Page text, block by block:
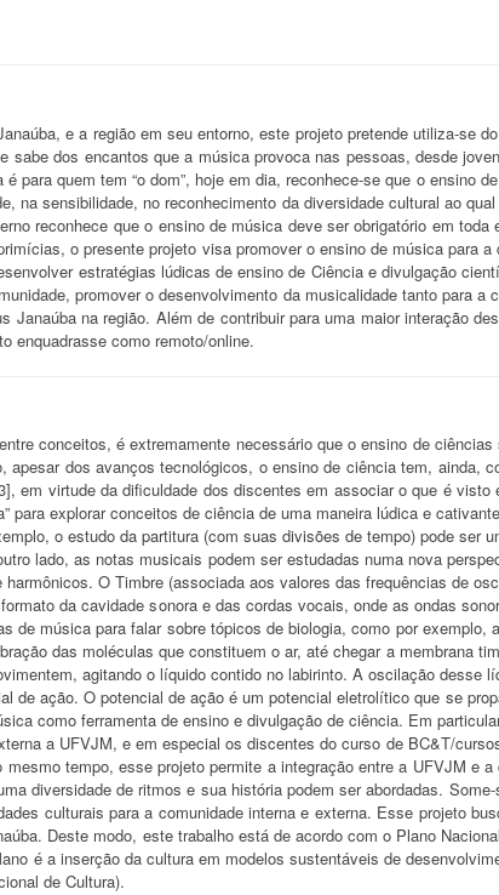
e a região em seu entorno, este projeto pretende utiliza-se
sabe dos encantos que a música provoca nas pessoas, desde
quem tem “o dom”, hoje em dia, reconhece-se que o ensino
na sensibilidade, no reconhecimento da diversidade cultural ao
reconhece que o ensino de música deve ser obrigatório em toda
o presente projeto visa promover o ensino de música para
estratégias lúdicas de ensino de Ciência e divulgação
promover o desenvolvimento da musicalidade tanto para a
na região. Além de contribuir para uma maior interação
enquadrasse como remoto/online.
conceitos, é extremamente necessário que o ensino de
apesar dos avanços tecnológicos, o ensino de ciência tem, ainda,
em virtude da dificuldade dos discentes em associar o que é
para explorar conceitos de ciência de uma maneira lúdica e
o estudo da partitura (com suas divisões de tempo) pode ser
lado, as notas musicais podem ser estudadas numa nova
O Timbre (associada aos valores das frequências de
da cavidade sonora e das cordas vocais, onde as ondas
de música para falar sobre tópicos de biologia, como por exemplo,
das moléculas que constituem o ar, até chegar a membrana
agitando o líquido contido no labirinto. A oscilação desse
ação. O potencial de ação é um potencial eletrolítico que se
como ferramenta de ensino e divulgação de ciência. Em
a UFVJM, e em especial os discentes do curso de BC&T/
tempo, esse projeto permite a integração entre a UFVJM e
diversidade de ritmos e sua história podem ser abordadas.
culturais para a comunidade interna e externa. Esse projeto
Deste modo, este trabalho está de acordo com o Plano
é a inserção da cultura em modelos sustentáveis de
de Cultura).